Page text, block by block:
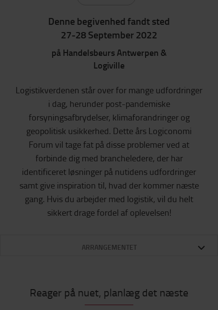
Denne begivenhed fandt sted
27-28 September 2022
på Handelsbeurs Antwerpen &
Logiville
Logistikverdenen står over for mange udfordringer
i dag, herunder post-pandemiske
forsyningsafbrydelser, klimaforandringer og
geopolitisk usikkerhed. Dette års Logiconomi
Forum vil tage fat på disse problemer ved at
forbinde dig med brancheledere, der har
identificeret løsninger på nutidens udfordringer
samt give inspiration til, hvad der kommer næste
gang. Hvis du arbejder med logistik, vil du helt
sikkert drage fordel af oplevelsen!
ARRANGEMENTET
Reager på nuet, planlæg det næste